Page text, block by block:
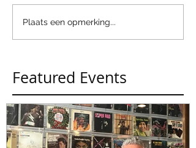
Plaats een opmerking...
Featured Events